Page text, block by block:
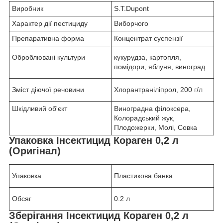
Виробник
S.T.Dupont
Характер дії пестициду
Виборчого
Препаративна форма
Концентрат суспензії
Оброблювані культури
кукурудза, картопля,
помідори, яблуня, виноград
Зміст діючої речовини Хлорантраніліпрол, 200 г/л
Шкідливий об'єкт
Виноградна філоксера,
Колорадський жук,
Плодожерки, Молі, Совка
Упаковка Інсектицид Кораген 0,2 л
(Оригінал)
Упаковка Пластикова банка
Обсяг 0.2 л
Зберігання Інсектицид Кораген 0,2 л